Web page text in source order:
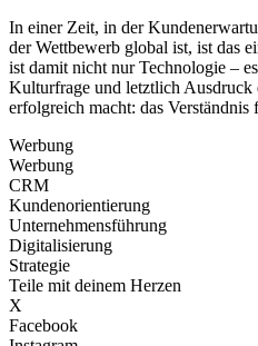
In einer Zeit, in der
der Wettbewerb global ist, ist das
ist damit nicht nur Technologie –
Kulturfrage und letztlich Ausdruck
erfolgreich macht: das Verständnis
Werbung
Werbung
CRM
Kundenorientierung
Unternehmensführung
Digitalisierung
Strategie
Teile mit deinem Herzen
X
Facebook